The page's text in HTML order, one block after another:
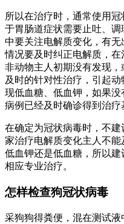
所以在治疗时，通常使用
于胃肠道症状需要止吐、
中要关注电解质变化，有
情况要及时纠正电解质，
非动物主人初期没有发现
及时的针对性治疗，引起
现低血糖、低血钾，如果
病例已经及时确诊得到治疗
在确定为冠状病毒时，不
家治疗电解质变化主人不
低血钾还是低血糖，所以
相应专业治疗。
怎样检查狗冠状病毒
采狗狗得粪便，混在测试